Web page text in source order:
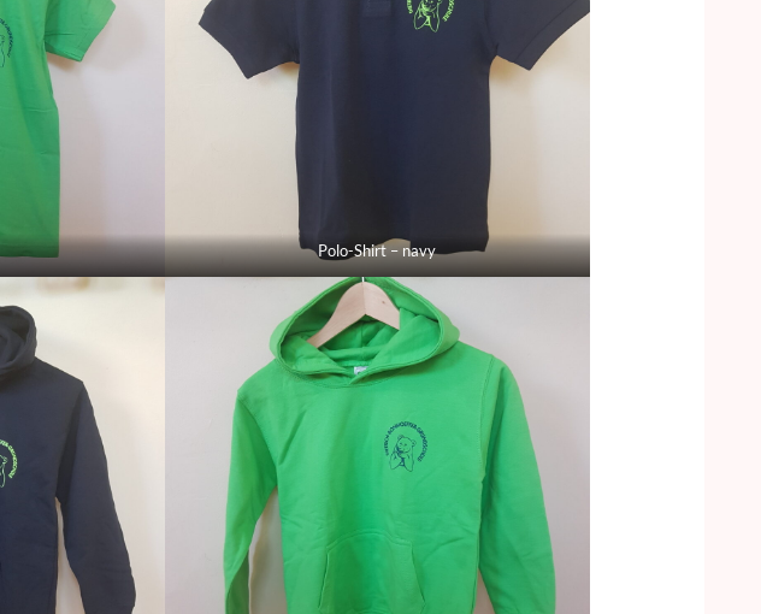
Polo-Shirt – navy